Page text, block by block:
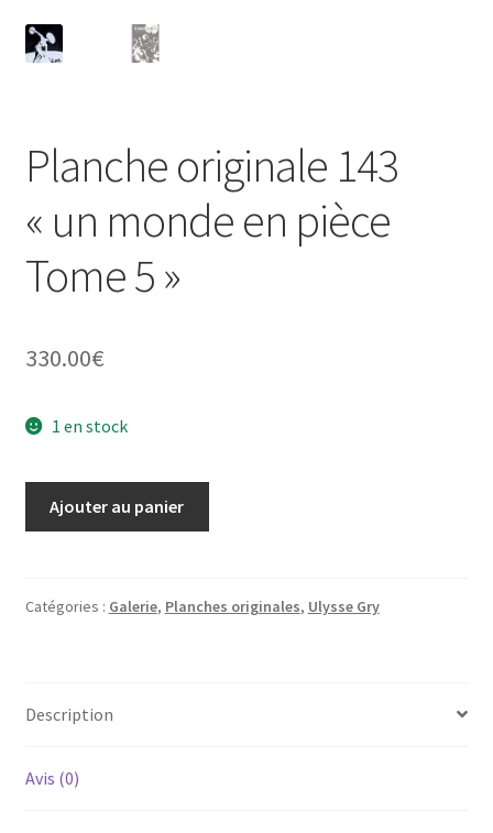
Planche originale 143
« un monde en pièce
Tome 5 »
330.00€
1 en stock
143
pièce
5"
Ajouter au panier
Catégories : Galerie, Planches originales, Ulysse Gry
Description
Avis (0)